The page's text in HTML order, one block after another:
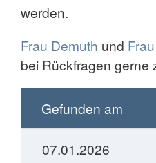
werden.
Frau Demuth und
bei Rückfragen gerne
Gefunden am
07.01.2026